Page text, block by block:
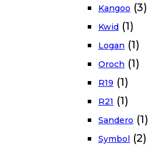
Kangoo (3)
Kwid (1)
Logan (1)
Oroch (1)
R19 (1)
R21 (1)
Sandero (1)
Symbol (2)